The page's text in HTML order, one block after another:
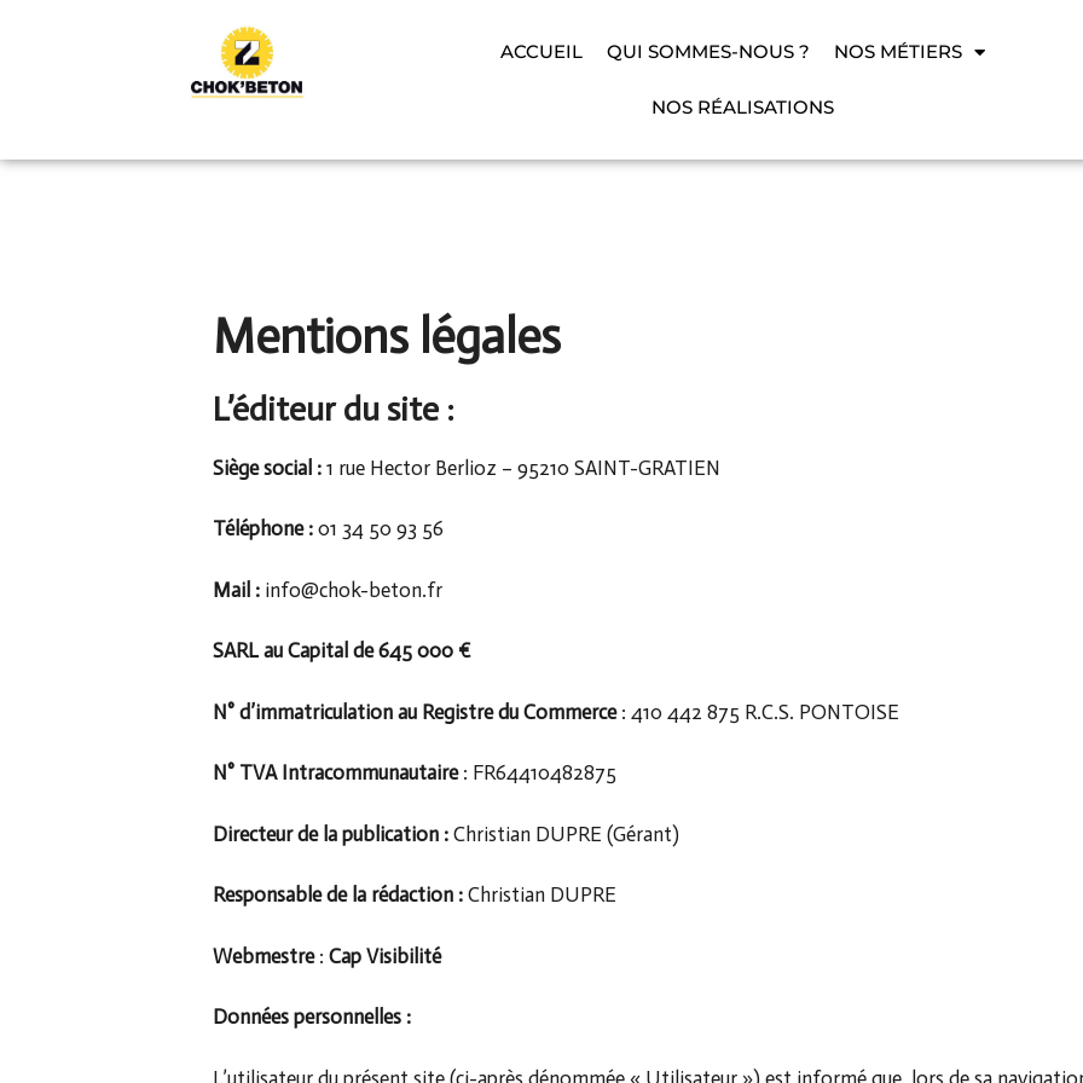
ACCUEIL QUI SOMMES-NOUS ? NOS MÉTIERS
NOS RÉALISATIONS
Mentions légales
L’éditeur du site :
Siège social : 1 rue Hector Berlioz – 95210 SAINT-GRATIEN
Téléphone :01 34 50 93 56
Mail : info@chok-beton.fr
SARL au Capital de 645 000 €
N° d’immatriculation au Registre du Commerce: 410 442 875 R.C.S. PONTOISE
N° TVA Intracommunautaire: FR64410482875
Directeur de la publication : Christian DUPRE (Gérant)
Responsable de la rédaction :Christian DUPRE
Webmestre: Cap Visibilité
Données personnelles :
L’utilisateur du présent site (ci-après dénommée « Utilisateur ») est informé que, lors de sa